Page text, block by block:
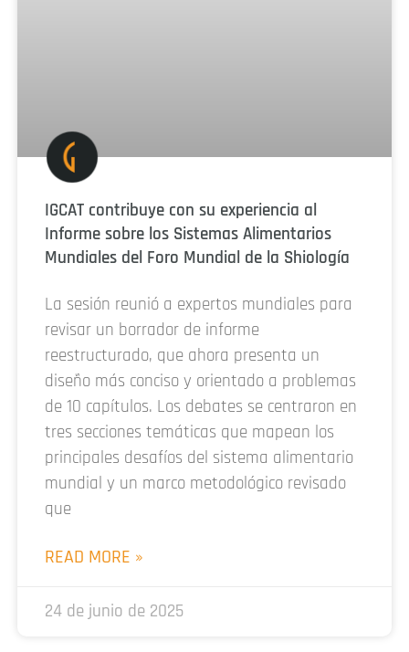
IGCAT contribuye con su experiencia al
Informe sobre los Sistemas Alimentarios
Mundiales del Foro Mundial de la Shiología
La sesión reunió a expertos mundiales para
revisar un borrador de informe
reestructurado, que ahora presenta un
diseño más conciso y orientado a problemas
de 10 capítulos. Los debates se centraron en
tres secciones temáticas que mapean los
principales desafíos del sistema alimentario
mundial y un marco metodológico revisado
que
READ MORE »
24 de junio de 2025